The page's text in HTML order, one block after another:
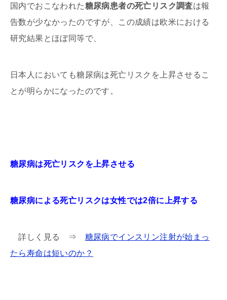
国内でおこなわれた糖尿病患者の死亡リスク調査は報
告数が少なかったのですが、この成績は欧米における
研究結果とほぼ同等で、
日本人においても糖尿病は死亡リスクを上昇させるこ
とが明らかになったのです。
糖尿病は死亡リスクを上昇させる
糖尿病による死亡リスクは女性では2倍に上昇する
詳しく見る ⇒ 糖尿病でインスリン注射が始まっ
たら寿命は短いのか？